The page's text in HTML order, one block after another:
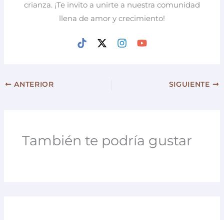
crianza. ¡Te invito a unirte a nuestra comunidad
llena de amor y crecimiento!
ANTERIOR SIGUIENTE
También te podría gustar